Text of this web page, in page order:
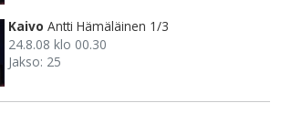
Kaivo Antti Hämäläinen 1/3
24.8.08 klo 00.30
Jakso: 25